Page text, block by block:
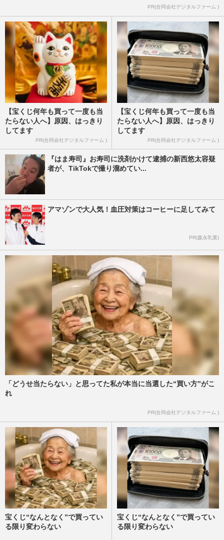
PR(合同会社デジタルファーム )
【宝くじ何年も買って一度も当
たらない人へ】原因、はっきり
してます
PR(合同会社デジタルファーム )
【宝くじ何年も買って一度も当
たらない人へ】原因、はっきり
してます
PR(合同会社デジタルファーム )
『はま寿司』お寿司に洗剤かけて逮捕の新西悠太容疑
者が、TikTokで撮り溜めてい...
アマゾンで大人気！血圧対策はコーヒーに足してみて
PR(森永乳業)
「どうせ当たらない」と思ってた私が本当に当選した“買い方”がこ
れ
PR(合同会社デジタルファーム )
宝くじ“なんとなく”で買ってい
る限り変わらない
宝くじ“なんとなく”で買ってい
る限り変わらない